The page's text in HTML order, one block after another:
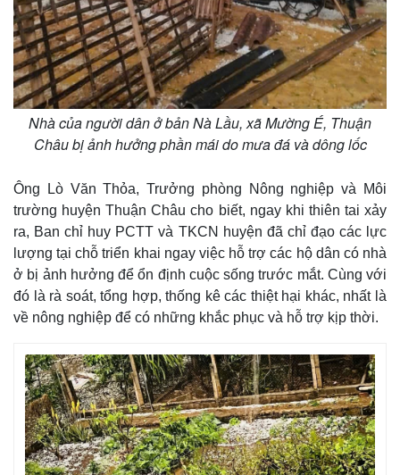
Kinh tế
Bất động sản
Khởi nghiệp
Thị trường
Giá vàng
Tiêu dùng
Tỷ giá
Chứng khoán
Nhà của người dân ở bản Nà Lầu, xã Mường É, Thuận
Châu bị ảnh hưởng phần mái do mưa đá và dông lốc
Ông Lò Văn Thỏa, Trưởng phòng Nông nghiệp và Môi
trường huyện Thuận Châu cho biết, ngay khi thiên tai xảy
ra, Ban chỉ huy PCTT và TKCN huyện đã chỉ đạo các lực
lượng tại chỗ triển khai ngay việc hỗ trợ các hộ dân có nhà
ở bị ảnh hưởng để ổn định cuộc sống trước mắt. Cùng với
đó là rà soát, tổng hợp, thống kê các thiệt hại khác, nhất là
về nông nghiệp để có những khắc phục và hỗ trợ kịp thời.